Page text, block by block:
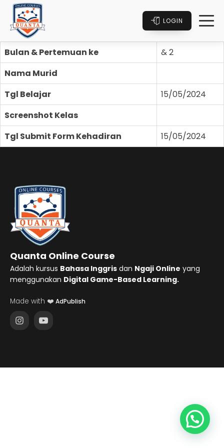
LOGIN
Bulan & Pertemuan ke
& 2
Nama Murid
Tgl Belajar
15/05/2024
Screenshot Kelas
Tgl Submit Form Kehadiran
15/05/2024
Quanta Online Course
Adalah kursus Bahasa Inggris dan Ngaji Online yang
menggunakan Digital Game-Based Learning.
Made with ❤️ AdPublish